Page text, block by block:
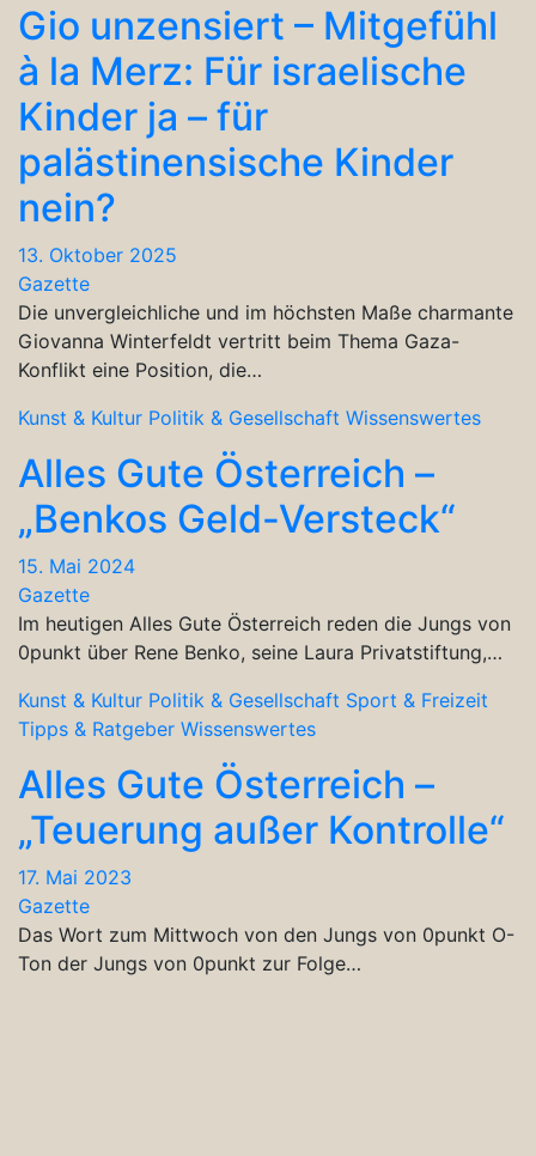
Gio unzensiert – Mitgefühl
à la Merz: Für israelische
Kinder ja – für
palästinensische Kinder
nein?
13. Oktober 2025
Gazette
Die unvergleichliche und im höchsten Maße charmante
Giovanna Winterfeldt vertritt beim Thema Gaza-
Konflikt eine Position, die…
Kunst & Kultur Politik & Gesellschaft Wissenswertes
Alles Gute Österreich –
„Benkos Geld-Versteck“
15. Mai 2024
Gazette
Im heutigen Alles Gute Österreich reden die Jungs von
0punkt über Rene Benko, seine Laura Privatstiftung,…
Kunst & Kultur Politik & Gesellschaft Sport & Freizeit
Tipps & Ratgeber Wissenswertes
Alles Gute Österreich –
„Teuerung außer Kontrolle“
17. Mai 2023
Gazette
Das Wort zum Mittwoch von den Jungs von 0punkt O-
Ton der Jungs von 0punkt zur Folge…